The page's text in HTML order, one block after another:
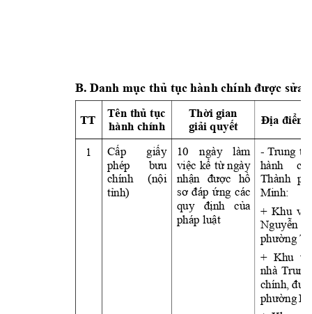
B. Danh mục thủ tục hành chính được sửa
TT
Tên thủ tục
hành chính
Thời gian
giải quyết
Địa điểm
1 Cấp giấy
phép
bưu
chính
(nội
tỉnh)
10 ngày
làm
việc kể từ ngày
nhận được
hồ
sơ đáp ứng các
quy
định của
pháp luật
- Trung
hành
Thành
Minh:
+ Khu
Nguyễn
phường
+ Khu
nhà Trung
chính,
phường